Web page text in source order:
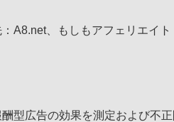
A8.net、もしもアフェリエイト
型広告の効果を測定および不